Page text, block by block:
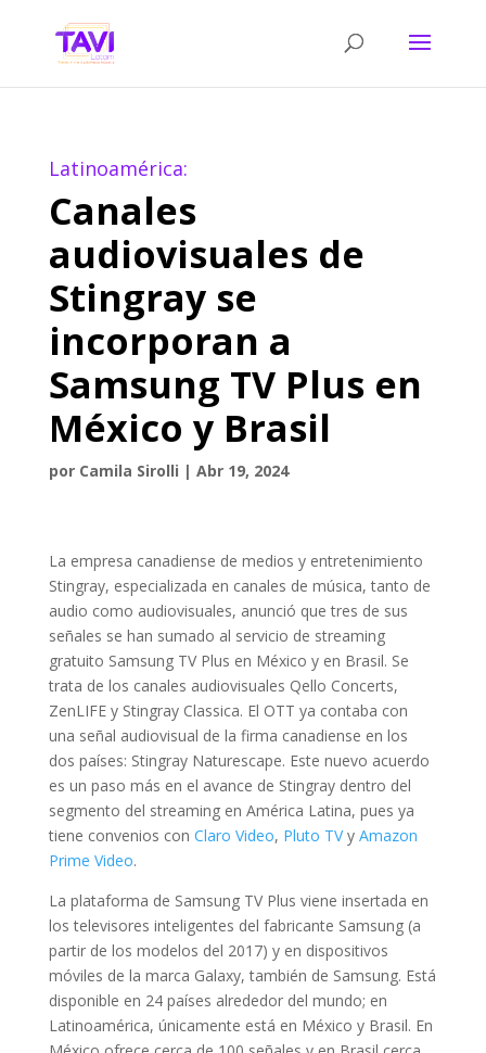
Latinoamérica:
Canales
audiovisuales de
Stingray se
incorporan a
Samsung TV Plus en
México y Brasil
por Camila Sirolli | Abr 19, 2024
La empresa canadiense de medios y entretenimiento
Stingray, especializada en canales de música, tanto de
audio como audiovisuales, anunció que tres de sus
señales se han sumado al servicio de streaming
gratuito Samsung TV Plus en México y en Brasil. Se
trata de los canales audiovisuales Qello Concerts,
ZenLIFE y Stingray Classica. El OTT ya contaba con
una señal audiovisual de la firma canadiense en los
dos países: Stingray Naturescape. Este nuevo acuerdo
es un paso más en el avance de Stingray dentro del
segmento del streaming en América Latina, pues ya
tiene convenios con Claro Video, Pluto TVy Amazon
Prime Video.
La plataforma de Samsung TV Plus viene insertada en
los televisores inteligentes del fabricante Samsung (a
partir de los modelos del 2017) y en dispositivos
móviles de la marca Galaxy, también de Samsung. Está
disponible en 24 países alrededor del mundo; en
Latinoamérica, únicamente está en México y Brasil. En